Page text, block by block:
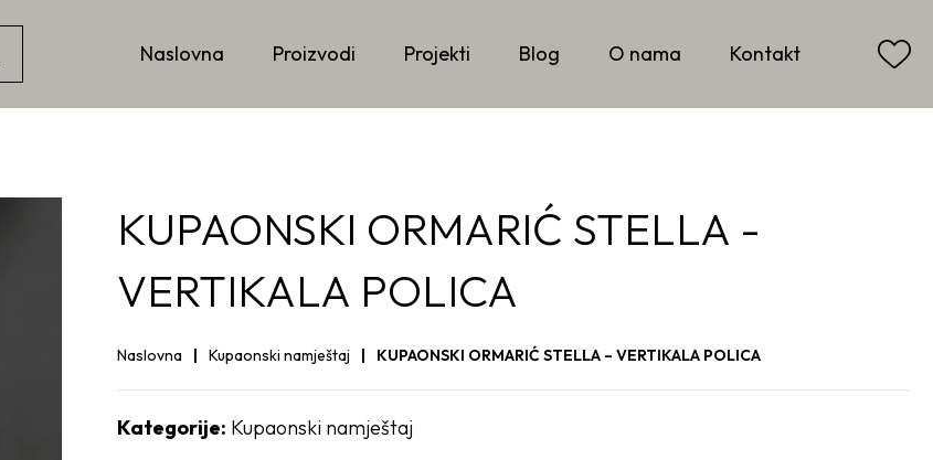
Naslovna Proizvodi Projekti Blog O nama Kontakt
KUPAONSKI ORMARIĆ STELLA -
VERTIKALA POLICA
Naslovna Kupaonski namještaj KUPAONSKI ORMARIĆ STELLA – VERTIKALA POLICA
Kategorije: Kupaonski namještaj